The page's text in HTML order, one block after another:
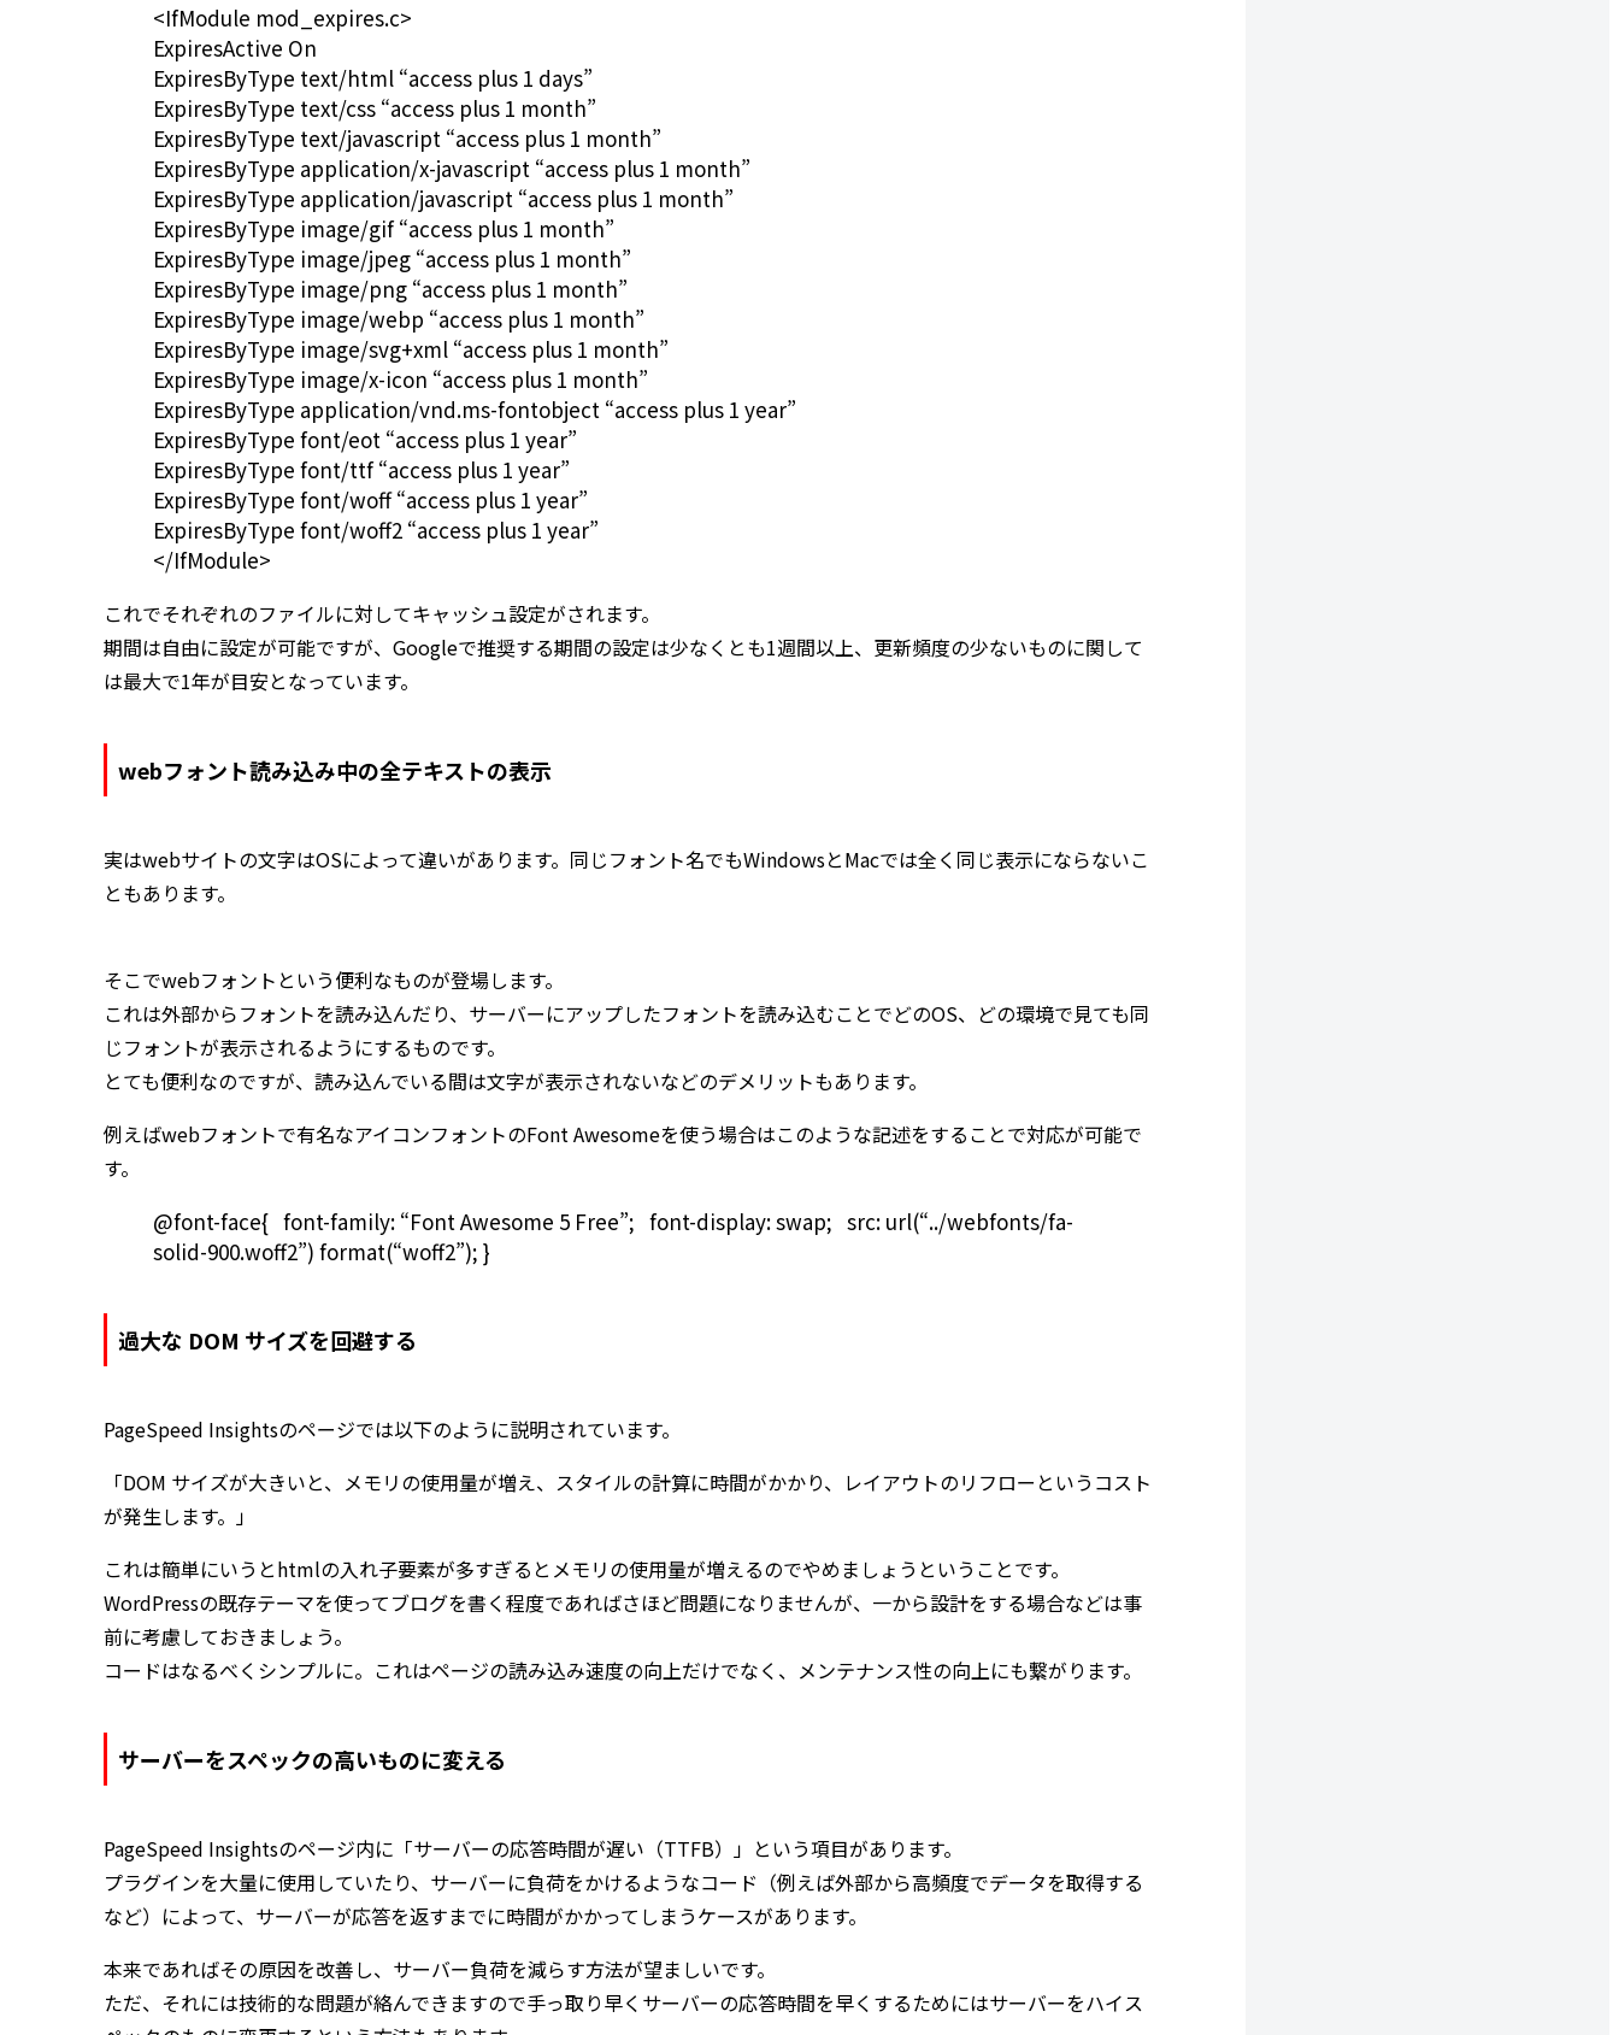
<IfModule mod_expires.c>
ExpiresActive On
ExpiresByType text/html “access plus 1 days”
ExpiresByType text/css “access plus 1 month”
ExpiresByType text/javascript “access plus 1 month”
ExpiresByType application/x-javascript “access plus 1 month”
ExpiresByType application/javascript “access plus 1 month”
ExpiresByType image/gif “access plus 1 month”
ExpiresByType image/jpeg “access plus 1 month”
ExpiresByType image/png “access plus 1 month”
ExpiresByType image/webp “access plus 1 month”
ExpiresByType image/svg+xml “access plus 1 month”
ExpiresByType image/x-icon “access plus 1 month”
ExpiresByType application/vnd.ms-fontobject “access plus 1 year”
ExpiresByType font/eot “access plus 1 year”
ExpiresByType font/ttf “access plus 1 year”
ExpiresByType font/woff “access plus 1 year”
ExpiresByType font/woff2 “access plus 1 year”
</IfModule>
これでそれぞれのファイルに対してキャッシュ設定がされます。
期間は自由に設定が可能ですが、Googleで推奨する期間の設定は少なくとも1週間以上、更新頻度の少ないものに関して
は最大で1年が目安となっています。
webフォント読み込み中の全テキストの表示
実はwebサイトの文字はOSによって違いがあります。同じフォント名でもWindowsとMacでは全く同じ表示にならないこ
ともあります。
そこでwebフォントという便利なものが登場します。
これは外部からフォントを読み込んだり、サーバーにアップしたフォントを読み込むことでどのOS、どの環境で見ても同
じフォントが表示されるようにするものです。
とても便利なのですが、読み込んでいる間は文字が表示されないなどのデメリットもあります。
例えばwebフォントで有名なアイコンフォントのFont Awesomeを使う場合はこのような記述をすることで対応が可能で
す。
@font-face{ font-family: “Font Awesome 5 Free”; font-display: swap; src: url(“../webfonts/fa-
solid-900.woff2”) format(“woff2”); }
過大な DOM サイズを回避する
PageSpeed Insightsのページでは以下のように説明されています。
「DOM サイズが大きいと、メモリの使用量が増え、スタイルの計算に時間がかかり、レイアウトのリフローというコスト
が発生します。」
これは簡単にいうとhtmlの入れ子要素が多すぎるとメモリの使用量が増えるのでやめましょうということです。
WordPressの既存テーマを使ってブログを書く程度であればさほど問題になりませんが、一から設計をする場合などは事
前に考慮しておきましょう。
コードはなるべくシンプルに。これはページの読み込み速度の向上だけでなく、メンテナンス性の向上にも繋がります。
サーバーをスペックの高いものに変える
PageSpeed Insightsのページ内に「サーバーの応答時間が遅い（TTFB）」という項目があります。
プラグインを大量に使用していたり、サーバーに負荷をかけるようなコード（例えば外部から高頻度でデータを取得する
など）によって、サーバーが応答を返すまでに時間がかかってしまうケースがあります。
本来であればその原因を改善し、サーバー負荷を減らす方法が望ましいです。
ただ、それには技術的な問題が絡んできますので手っ取り早くサーバーの応答時間を早くするためにはサーバーをハイス